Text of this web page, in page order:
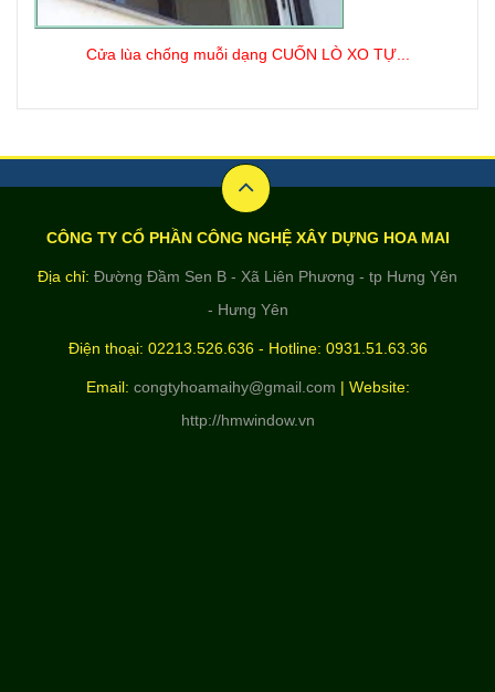
Cửa lùa chống muỗi dạng CUỐN LÒ XO TỰ...
CÔNG TY CỔ PHẦN CÔNG NGHỆ XÂY DỰNG HOA MAI
Địa chỉ: Đường Đầm Sen B - Xã Liên Phương - tp Hưng Yên
- Hưng Yên
Điện thoại: 02213.526.636 - Hotline: 0931.51.63.36
Email: congtyhoamaihy@gmail.com | Website:
http://hmwindow.vn